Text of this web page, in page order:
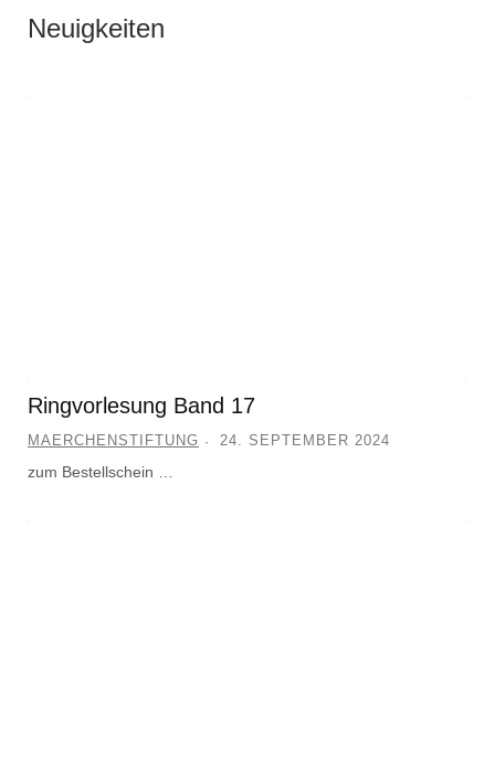
Neuigkeiten
Ringvorlesung Band 17
MAERCHENSTIFTUNG 24. SEPTEMBER 2024
zum Bestellschein …